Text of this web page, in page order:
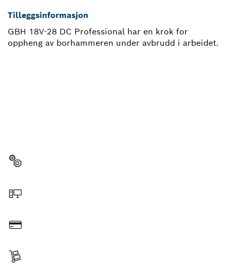
Tilleggsinformasjon
GBH 18V-28 DC Professional har en krok for
oppheng av borhammeren under avbrudd i arbeidet.